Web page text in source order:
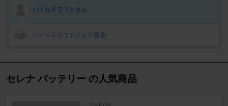
パイルドラフトさん
パイルドラフトさんの愛車
セレナ バッテリー の人気商品